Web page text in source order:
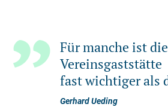
Für manche ist die
Vereinsgaststätte
fast wichtiger als
Gerhard Ueding